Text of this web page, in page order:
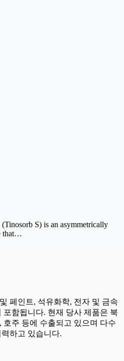
S) is an asymmetrically
that…
페인트, 석유화학, 전자 및 금속
포함됩니다. 현재 당사 제품은 북
호주 등에 수출되고 있으며 다수
하고 있습니다.